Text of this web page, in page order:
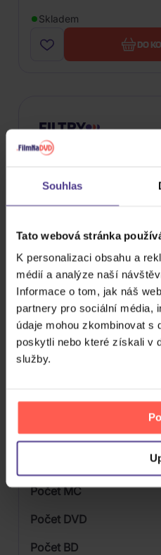
Souhlas
Tato webová stránka
K personalizaci obsahu a
médií a analýze naší
Informace o tom, jak náš
partnery pro sociální média,
údaje mohou zkombinovat
poskytli nebo které získali v
služby.
Skladem
DO
FILTRY
Cena od
Žánr
Značka/Výrobce
Rok vydání
CD
3D
Počet MC
Počet DVD
Počet BD